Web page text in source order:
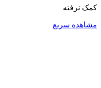
کمک نرفته
مشاهده سریع